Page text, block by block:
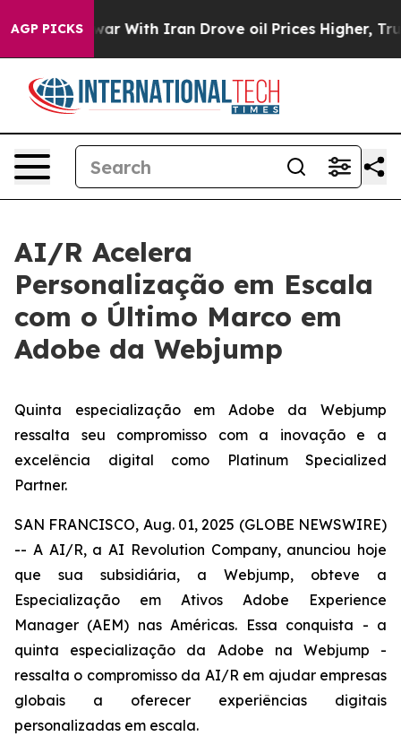
AGP PICKS
As war With Iran Drove oil Prices Higher,
AI/R Acelera
Personalização em Escala
com o Último Marco em
Adobe da Webjump
Quinta especialização em Adobe da Webjump
ressalta seu compromisso com a inovação e a
excelência digital como Platinum Specialized
Partner.
SAN FRANCISCO, Aug. 01, 2025 (GLOBE NEWSWIRE)
-- A AI/R, a AI Revolution Company, anunciou hoje
que sua subsidiária, a Webjump, obteve a
Especialização em Ativos Adobe Experience
Manager (AEM) nas Américas. Essa conquista - a
quinta especialização da Adobe na Webjump -
ressalta o compromisso da AI/R em ajudar empresas
globais a oferecer experiências digitais
personalizadas em escala.